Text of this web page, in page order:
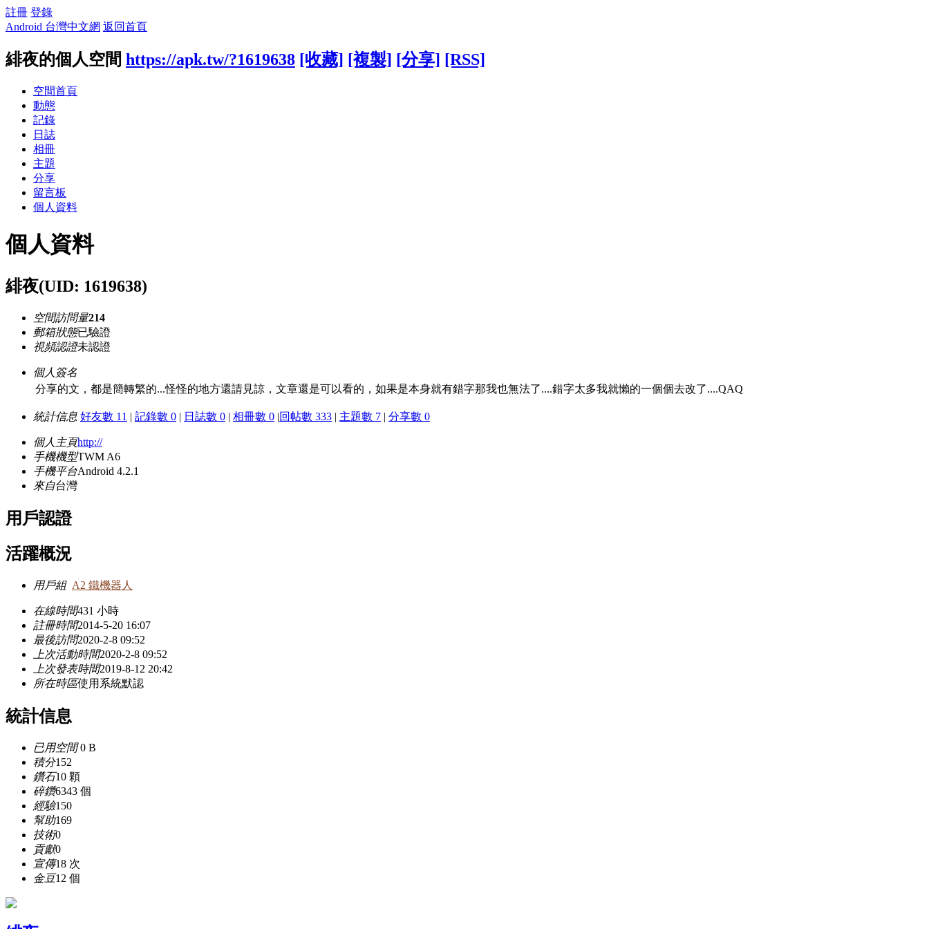
註冊 登錄
Android 台灣中文網 返回首頁
緋夜的個人空間 https://apk.tw/?1619638 [收藏] [複製] [分享] [RSS]
空間首頁
動態
記錄
日誌
相冊
主題
分享
留言板
個人資料
個人資料
緋夜(UID: 1619638)
空間訪問量214
郵箱狀態已驗證
視頻認證未認證
個人簽名
分享的文，都是簡轉繁的...怪怪的地方還請見諒，文章還是可以看的，如果是本身就有錯字那我也無法了....錯字太多我就懶的一個個去改了....QAQ
統計信息 好友數 11 | 記錄數 0 | 日誌數 0 | 相冊數 0 |回帖數 333 | 主題數 7 | 分享數 0
個人主頁http://
手機機型TWM A6
手機平台Android 4.2.1
來自台灣
用戶認證
活躍概況
用戶組 A2 鐵機器人
在線時間431 小時
註冊時間2014-5-20 16:07
最後訪問2020-2-8 09:52
上次活動時間2020-2-8 09:52
上次發表時間2019-8-12 20:42
所在時區使用系統默認
統計信息
已用空間0 B
積分152
鑽石10 顆
碎鑽6343 個
經驗150
幫助169
技術0
貢獻0
宣傳18 次
金豆12 個